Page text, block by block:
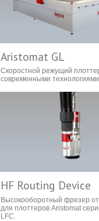
Aristomat GL
Скоростной режущий
современными
HF Routing Device
Высокооборотный фрезер
для плоттеров Aristomat
LFC.